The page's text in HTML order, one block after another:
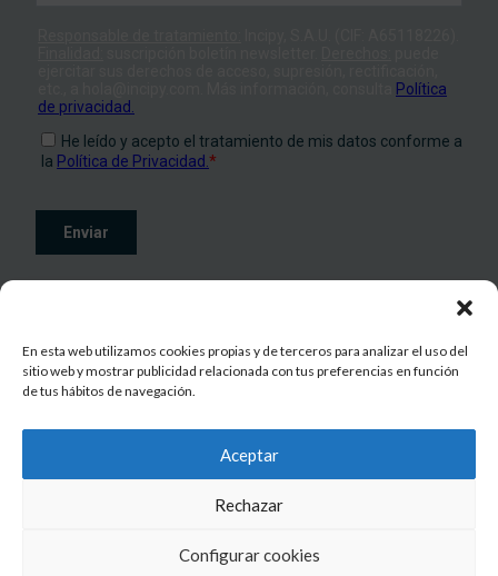
En esta web utilizamos cookies propias y de terceros para analizar el uso del
sitio web y mostrar publicidad relacionada con tus preferencias en función
de tus hábitos de navegación.
Aceptar
Rechazar
Configurar cookies